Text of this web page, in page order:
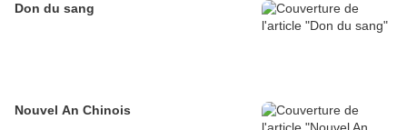
Don du sang
Nouvel An Chinois